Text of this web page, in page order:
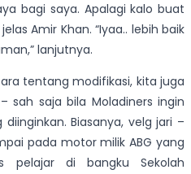
bagi saya. Apalagi kalo buat
Amir Khan. “Iyaa.. lebih baik
lanjutnya.
tentang modifikasi, kita juga
sah saja bila Moladiners ingin
Biasanya, velg jari –
pada motor milik ABG yang
pelajar di bangku Sekolah